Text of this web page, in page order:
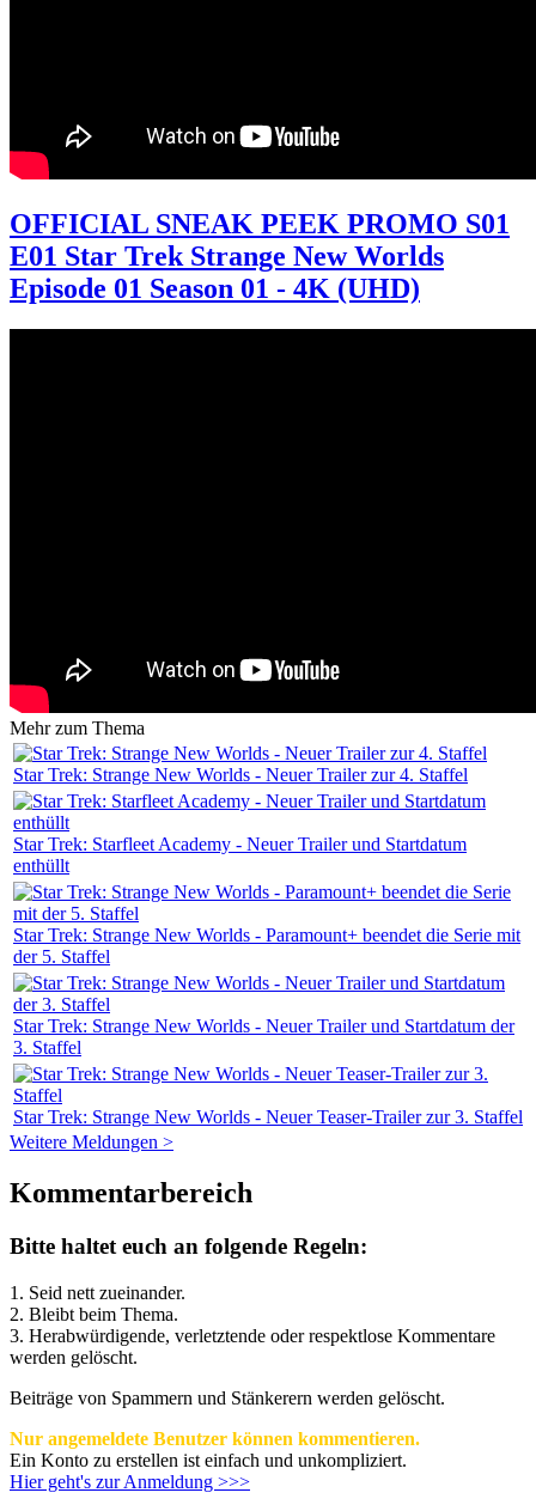
OFFICIAL SNEAK PEEK PROMO S01
E01 Star Trek Strange New Worlds
Episode 01 Season 01 - 4K (UHD)
Mehr zum Thema
Star Trek: Strange New Worlds - Neuer Trailer zur 4. Staffel
Star Trek: Starfleet Academy - Neuer Trailer und Startdatum
enthüllt
Star Trek: Strange New Worlds - Paramount+ beendet die Serie mit
der 5. Staffel
Star Trek: Strange New Worlds - Neuer Trailer und Startdatum der
3. Staffel
Star Trek: Strange New Worlds - Neuer Teaser-Trailer zur 3. Staffel
Weitere Meldungen >
Kommentarbereich
Bitte haltet euch an folgende Regeln:
1. Seid nett zueinander.
2. Bleibt beim Thema.
3. Herabwürdigende, verletztende oder respektlose Kommentare
werden gelöscht.
Beiträge von Spammern und Stänkerern werden gelöscht.
Nur angemeldete Benutzer können kommentieren.
Ein Konto zu erstellen ist einfach und unkompliziert.
Hier geht's zur Anmeldung >>>